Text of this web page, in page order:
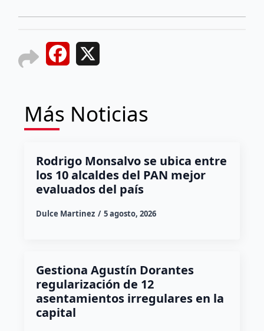
Facebook
Más Noticias
Rodrigo Monsalvo se ubica entre
los 10 alcaldes del PAN mejor
evaluados del país
Dulce Martinez 5 agosto, 2026
Gestiona Agustín Dorantes
regularización de 12
asentamientos irregulares en la
capital